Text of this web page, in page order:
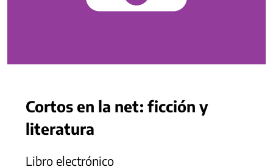
Cortos en la net: ficción y
literatura
Libro electrónico